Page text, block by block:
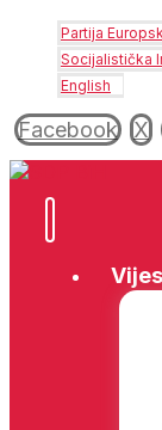
Partija
Socijalistička
English
Facebook X